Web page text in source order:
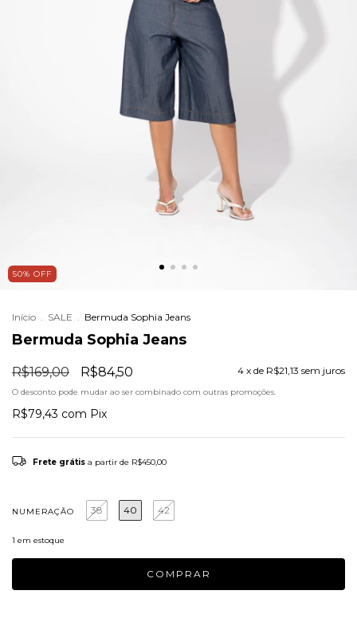
50% OFF
Início . SALE . Bermuda Sophia Jeans
Bermuda Sophia Jeans
R$169,00 R$84,50 4 x de R$21,13 sem juros
O desconto pode mudar ao ser combinado com outras promoções.
R$79,43 com Pix
Frete grátis a partir de R$450,00
NUMERAÇÃO 38 40 42
1 em estoque